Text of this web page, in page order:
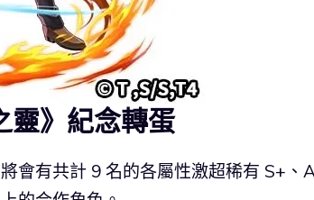
靈》紀念轉蛋
會有共計 9 名的各屬性激超稀有 S+、